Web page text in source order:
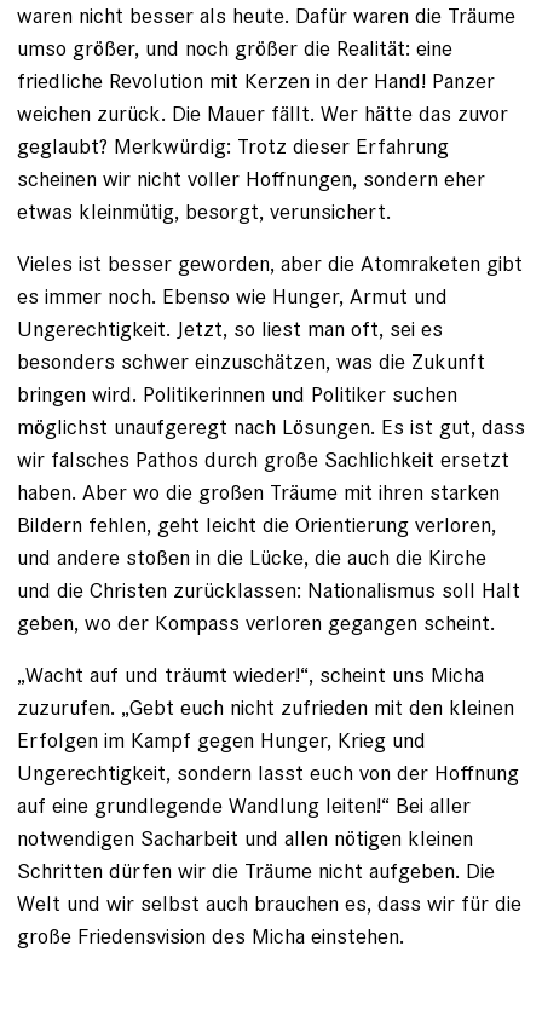
waren nicht besser als heute. Dafür waren die Träume
umso größer, und noch größer die Realität: eine
friedliche Revolution mit Kerzen in der Hand! Panzer
weichen zurück. Die Mauer fällt. Wer hätte das zuvor
geglaubt? Merkwürdig: Trotz dieser Erfahrung
scheinen wir nicht voller Hoffnungen, sondern eher
etwas kleinmütig, besorgt, verunsichert.
Vieles ist besser geworden, aber die Atomraketen gibt
es immer noch. Ebenso wie Hunger, Armut und
Ungerechtigkeit. Jetzt, so liest man oft, sei es
besonders schwer einzuschätzen, was die Zukunft
bringen wird. Politikerinnen und Politiker suchen
möglichst unaufgeregt nach Lösungen. Es ist gut, dass
wir falsches Pathos durch große Sachlichkeit ersetzt
haben. Aber wo die großen Träume mit ihren starken
Bildern fehlen, geht leicht die Orientierung verloren,
und andere stoßen in die Lücke, die auch die Kirche
und die Christen zurücklassen: Nationalismus soll Halt
geben, wo der Kompass verloren gegangen scheint.
„Wacht auf und träumt wieder!“, scheint uns Micha
zuzurufen. „Gebt euch nicht zufrieden mit den kleinen
Erfolgen im Kampf gegen Hunger, Krieg und
Ungerechtigkeit, sondern lasst euch von der Hoffnung
auf eine grundlegende Wandlung leiten!“ Bei aller
notwendigen Sacharbeit und allen nötigen kleinen
Schritten dürfen wir die Träume nicht aufgeben. Die
Welt und wir selbst auch brauchen es, dass wir für die
große Friedensvision des Micha einstehen.